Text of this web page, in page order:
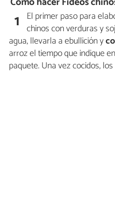
1 El primer paso para
chinos con verduras y
agua, llevarla a ebullición y
arroz el tiempo que indique
paquete. Una vez cocidos,